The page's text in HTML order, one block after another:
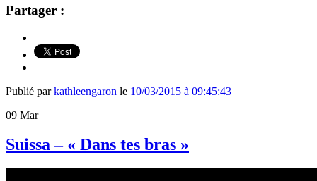
Partager :
Publié parkathleengaron le 10/03/2015 à 09:45:43
09 Mar
Suissa – « Dans tes bras »